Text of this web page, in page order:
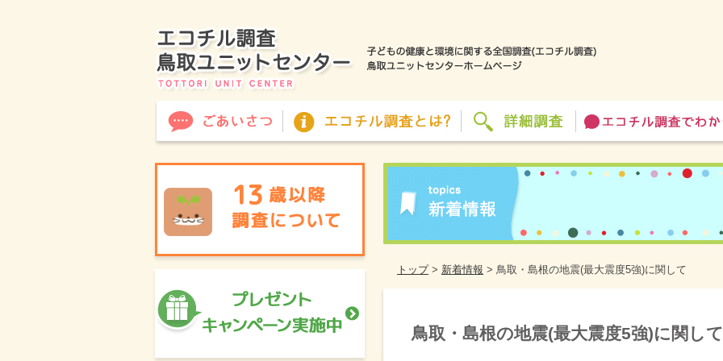
トップ> 新着情報 > 鳥取・島根の地震(最大震度5強)に関して
鳥取・島根の地震(最大震度5強)に関して